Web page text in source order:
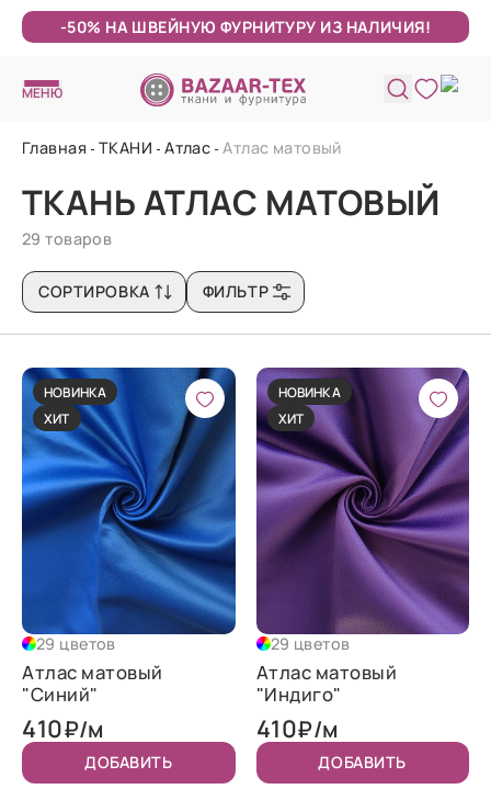
-50% НА ШВЕЙНУЮ ФУРНИТУРУ ИЗ НАЛИЧИЯ!
МЕНЮ
Главная ТКАНИ Атлас Атлас матовый
ТКАНЬ АТЛАС МАТОВЫЙ
29 товаров
СОРТИРОВКА ФИЛЬТР
НОВИНКА
ХИТ
29 цветов
Атлас матовый
"Синий"
410₽/м
ДОБАВИТЬ
НОВИНКА
ХИТ
29 цветов
Атлас матовый
"Индиго"
410₽/м
ДОБАВИТЬ